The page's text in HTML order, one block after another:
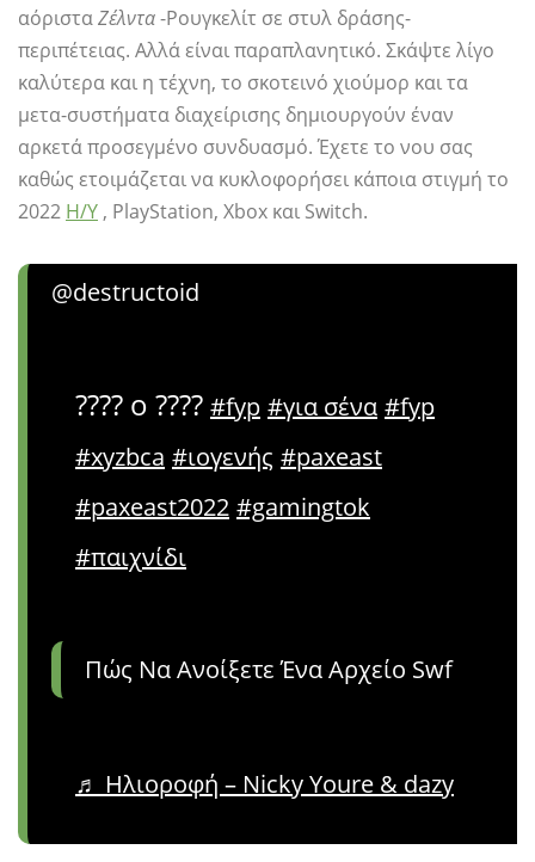
αόρισταΖέλντα-Ρουγκελίτ σε στυλ δράσης-
περιπέτειας. Αλλά είναι παραπλανητικό. Σκάψτε λίγο
καλύτερα και η τέχνη, το σκοτεινό χιούμορ και τα
μετα-συστήματα διαχείρισης δημιουργούν έναν
αρκετά προσεγμένο συνδυασμό. Έχετε το νου σας
καθώς ετοιμάζεται να κυκλοφορήσει κάποια στιγμή το
2022 Η/Υ , PlayStation, Xbox και Switch.
@destructoid
???? ο ???? #fyp #για σένα #fyp
#xyzbca #ιογενής #paxeast
#paxeast2022 #gamingtok
#παιχνίδι
Πώς Να Ανοίξετε Ένα Αρχείο Swf
♬ Ηλιοροφή – Nicky Youre & dazy